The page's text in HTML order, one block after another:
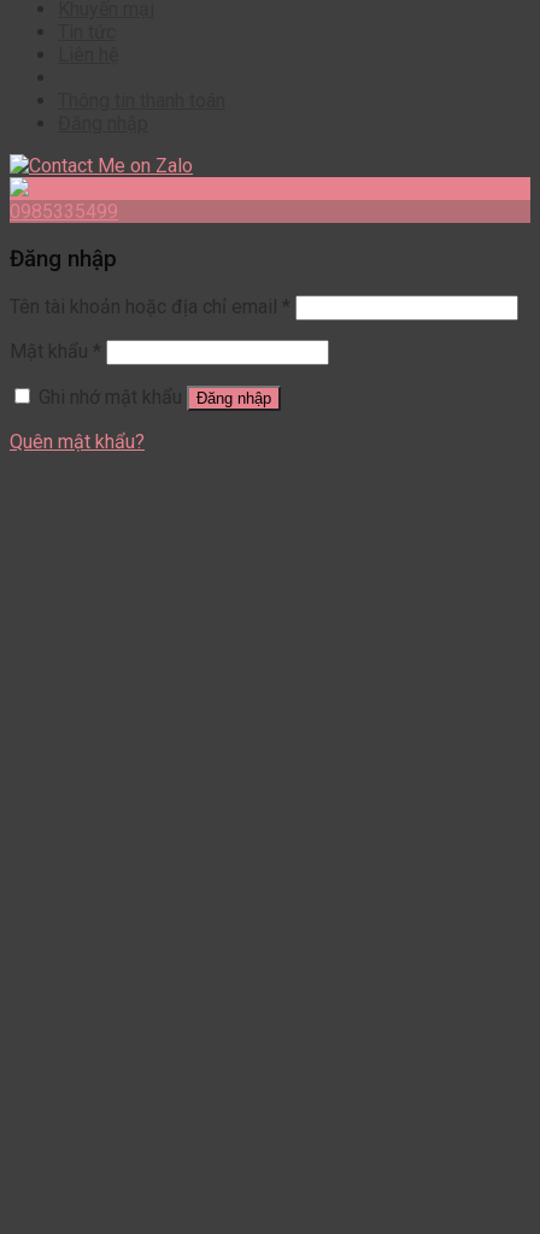
0985335499
Đăng nhập
Tên tài khoản hoặc địa chỉ email
Mật khẩu
Ghi nhớ mật khẩu
Đăng nhập
Quên mật khẩu?